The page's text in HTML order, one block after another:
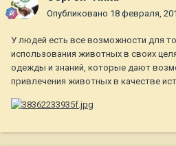
Опубликовано 18 февраля,
У людей есть все возможности для
использования животных в своих
одежды и знаний, которые дают
привлечения животных в качестве